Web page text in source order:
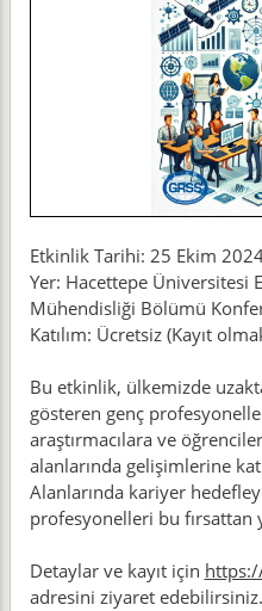
Etkinlik Tarihi: 25 Ekim
Yer: Hacettepe Üniversitesi
Mühendisliği Bölümü
Katılım: Ücretsiz (Kayıt
Bu etkinlik, ülkemizde
gösteren genç
araştırmacılara ve
alanlarında gelişimlerine
Alanlarında kariyer
profesyonelleri bu
Detaylar ve kayıt için
adresini ziyaret edebilirsiniz.